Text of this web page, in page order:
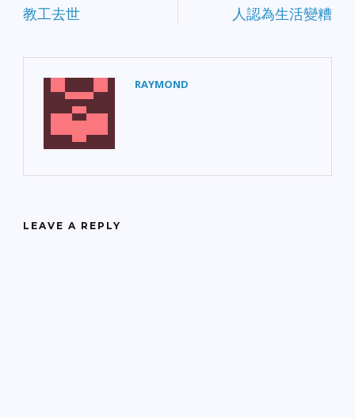
教工去世
人認為生活變糟
RAYMOND
LEAVE A REPLY